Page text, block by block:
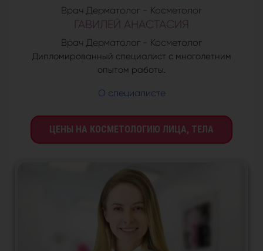
Врач Дерматолог - Косметолог
ГАВИЛЕЙ АНАСТАСИЯ
Врач Дерматолог - Косметолог
Дипломированный специалист с многолетним
опытом работы.
О специалисте
ЦЕНЫ НА КОСМЕТОЛОГИЮ ЛИЦА, ТЕЛА